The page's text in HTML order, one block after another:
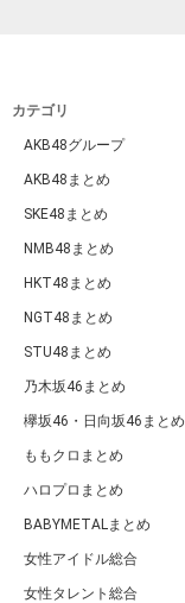
カテゴリ
AKB48グループ
AKB48まとめ
SKE48まとめ
NMB48まとめ
HKT48まとめ
NGT48まとめ
STU48まとめ
乃木坂46まとめ
欅坂46・日向坂46まとめ
ももクロまとめ
ハロプロまとめ
BABYMETALまとめ
女性アイドル総合
女性タレント総合